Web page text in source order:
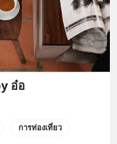
อ๋อ
การท่องเที่ยว